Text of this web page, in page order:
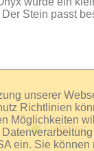
unserer
Richtlinien
Möglichkeiten
ein. Sie können
Stein passt
Lieferbar